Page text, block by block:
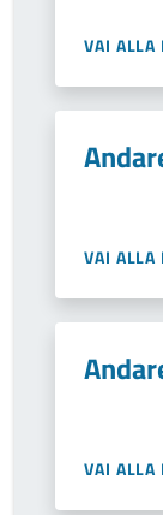
VAI ALLA
VAI ALLA
VAI ALLA